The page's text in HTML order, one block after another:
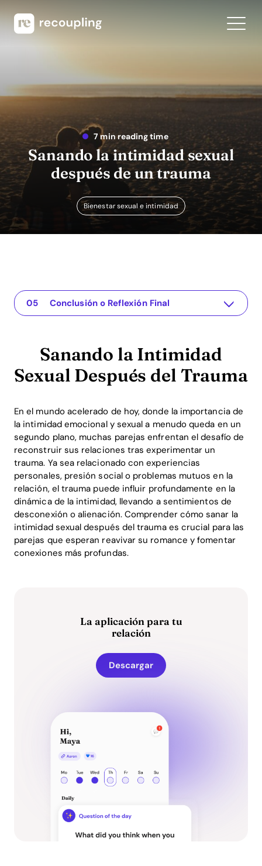
7 min reading time
Sanando la intimidad sexual
después de un trauma
Bienestar sexual e intimidad
Sanando la Intimidad Sexual Después del Trauma
La aplicación para tu relación
Comprendiendo el Problema
Soluciones Prácticas o Perspectivas
Conclusión o Reflexión Final
Sanando la Intimidad
Sexual Después del Trauma
En el mundo acelerado de hoy, donde la importancia de
la intimidad emocional y sexual a menudo queda en un
segundo plano, muchas parejas enfrentan el desafío de
reconstruir sus relaciones tras experimentar un
trauma. Ya sea relacionado con experiencias
personales, presión social o problemas mutuos en la
relación, el trauma puede influir profundamente en la
dinámica de la intimidad, llevando a sentimientos de
desconexión o alienación. Comprender cómo sanar la
intimidad sexual después del trauma es crucial para las
parejas que esperan reavivar su romance y fomentar
conexiones más profundas.
La aplicación para tu
relación
Descargar